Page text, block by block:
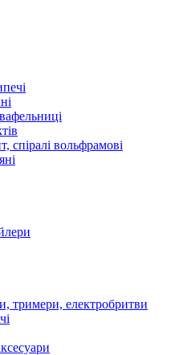
спіралі вольфрамові
тримери, електробритви